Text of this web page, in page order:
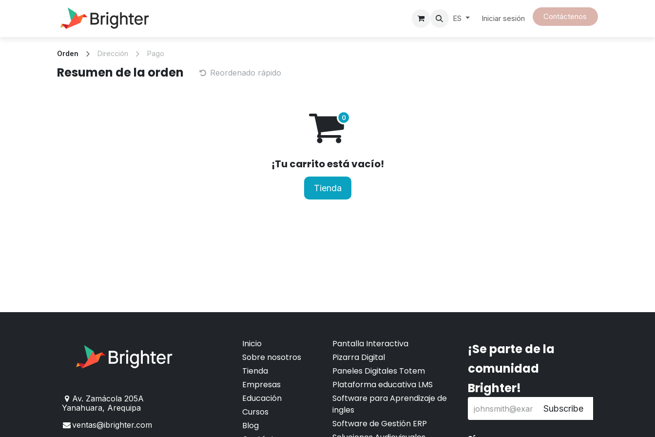
ES Iniciar sesión Contáct​​enos​​​​​​​​​​​​​​​​
Orden Dirección Pago
Resumen de la orden Reordenado rápido
¡Tu carrito está vacío!
Tienda
Av. Zamácola 205A
Yanahuara, Arequipa
ventas@ibrighter.com
Inicio
Sobre nosotros
Tienda
Empresas
Educación
Cursos
Blog
Pantalla Interactiva
Pizarra Digital
Paneles Digitales Totem
Plataforma educativa LMS
Software para Aprendizaje de
ingles
Software de Gestión ERP
¡Se parte de la
comunidad
Brighter!
Subscribe